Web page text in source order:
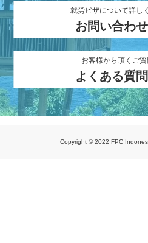
就労ビザについて詳し
お問い合わ
お客様から頂くご
よくある質
Copyright © 2022 FPC